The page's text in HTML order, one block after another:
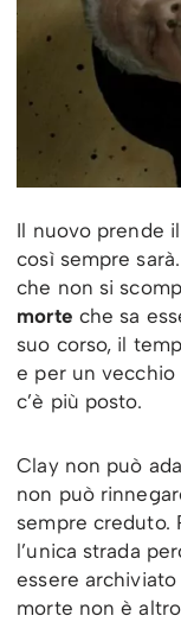
Il nuovo prende
così sempre
che non si
morte che sa
suo corso, il
e per un vecchio
c’è più posto.
Clay non può
non può
sempre creduto.
l’unica strada
essere
morte non è